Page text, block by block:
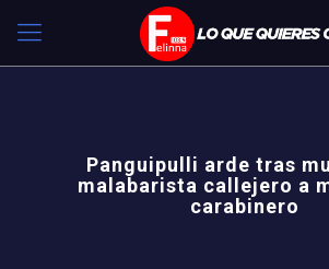
Panguipulli arde tras
malabarista callejero a
carabinero